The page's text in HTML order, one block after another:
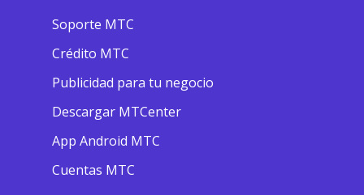
Soporte MTC
Crédito MTC
Publicidad para tu negocio
Descargar MTCenter
App Android MTC
Cuentas MTC